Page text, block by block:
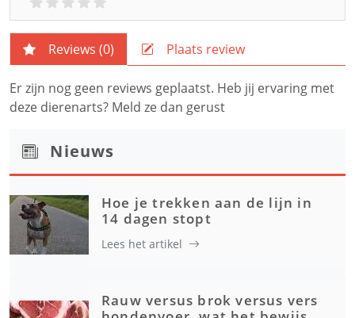
Reviews (0) Plaats review
Er zijn nog geen reviews geplaatst. Heb jij ervaring met
deze dierenarts? Meld ze dan gerust
Nieuws
Hoe je trekken aan de lijn in
14 dagen stopt
Lees het artikel
Rauw versus brok versus vers